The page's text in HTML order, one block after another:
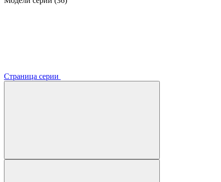
Страница серии